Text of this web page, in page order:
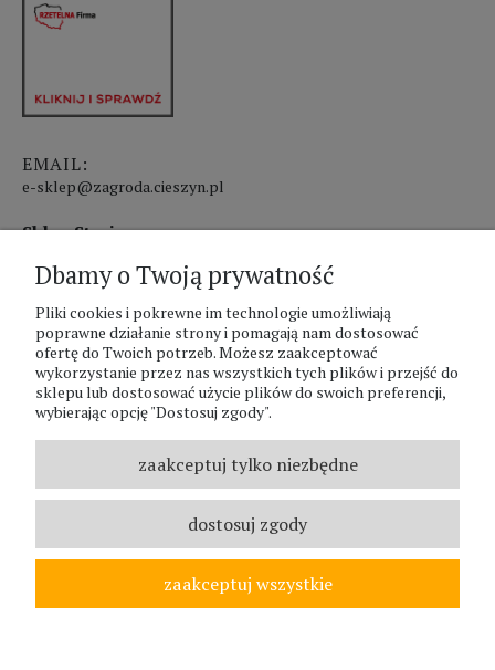
EMAIL:
e-sklep@zagroda.cieszyn.pl
Sklep Stacjonarny czynny:
pon.-pt. 8:00 - 17:00
sobota 8:00 - 13:00
PHU Zagroda A.Szlaur
ZAGRODA Centrum Ogrodnicze
UL. Hallera 116A
REGON: 070797952
NIP: 5481587807
© ZAGRODA.CIESZYN.PL
WSZELKIE PRAWA ZASTRZEŻONE.
Dbamy o Twoją prywatność
Pliki cookies i pokrewne im technologie umożliwiają
poprawne działanie strony i pomagają nam dostosować
ofertę do Twoich potrzeb. Możesz zaakceptować
wykorzystanie przez nas wszystkich tych plików i przejść do
sklepu lub dostosować użycie plików do swoich preferencji,
wybierając opcję "Dostosuj zgody".
zaakceptuj tylko niezbędne
dostosuj zgody
zaakceptuj wszystkie